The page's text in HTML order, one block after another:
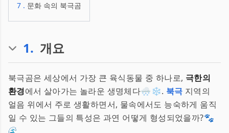
7 . 문화 속의 북극곰
1. 개요
북극곰은 세상에서 가장 큰 육식동물 중 하나로, 극한의
환경에서 살아가는 놀라운 생명체다🌨️❄️. 북극 지역의
얼음 위에서 주로 생활하면서, 물속에서도 능숙하게 움직
일 수 있는 그들의 특성은 과연 어떻게 형성되었을까?🐾